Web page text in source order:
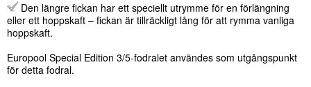
Den längre fickan har ett speciellt utrymme för en förlängning
eller ett hoppskaft – fickan är tillräckligt lång för att rymma vanliga
hoppskaft.
Europool Special Edition 3/5-fodralet användes som utgångspunkt
för detta fodral.